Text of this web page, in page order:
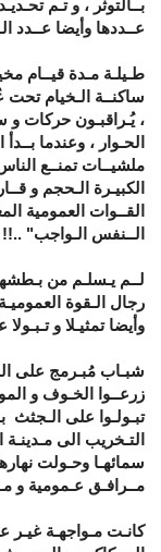
بــالتوثر ، و تـم
عــددها وأيضا عــدد
ساكنــة الـخيام تحت
، يُـراقبـون حركات و
الحـوار ، وعندما
ملشيــات تمنــع
الكبيـرة الـحجم و
القــوات العمومية
الــنفس الـواجب" ..!!
لــم يـسلـم من
رجال الـقوة
وأيضا تمثيـلا و
شبـاب مُبـرمج على
زرعــوا الخـوف و
تبـولـوا على الـجثث
التـخريب الى
سمائهـا وحـولت
مــرافـق عـمومية و
كانـت مـواجهـة غيـر